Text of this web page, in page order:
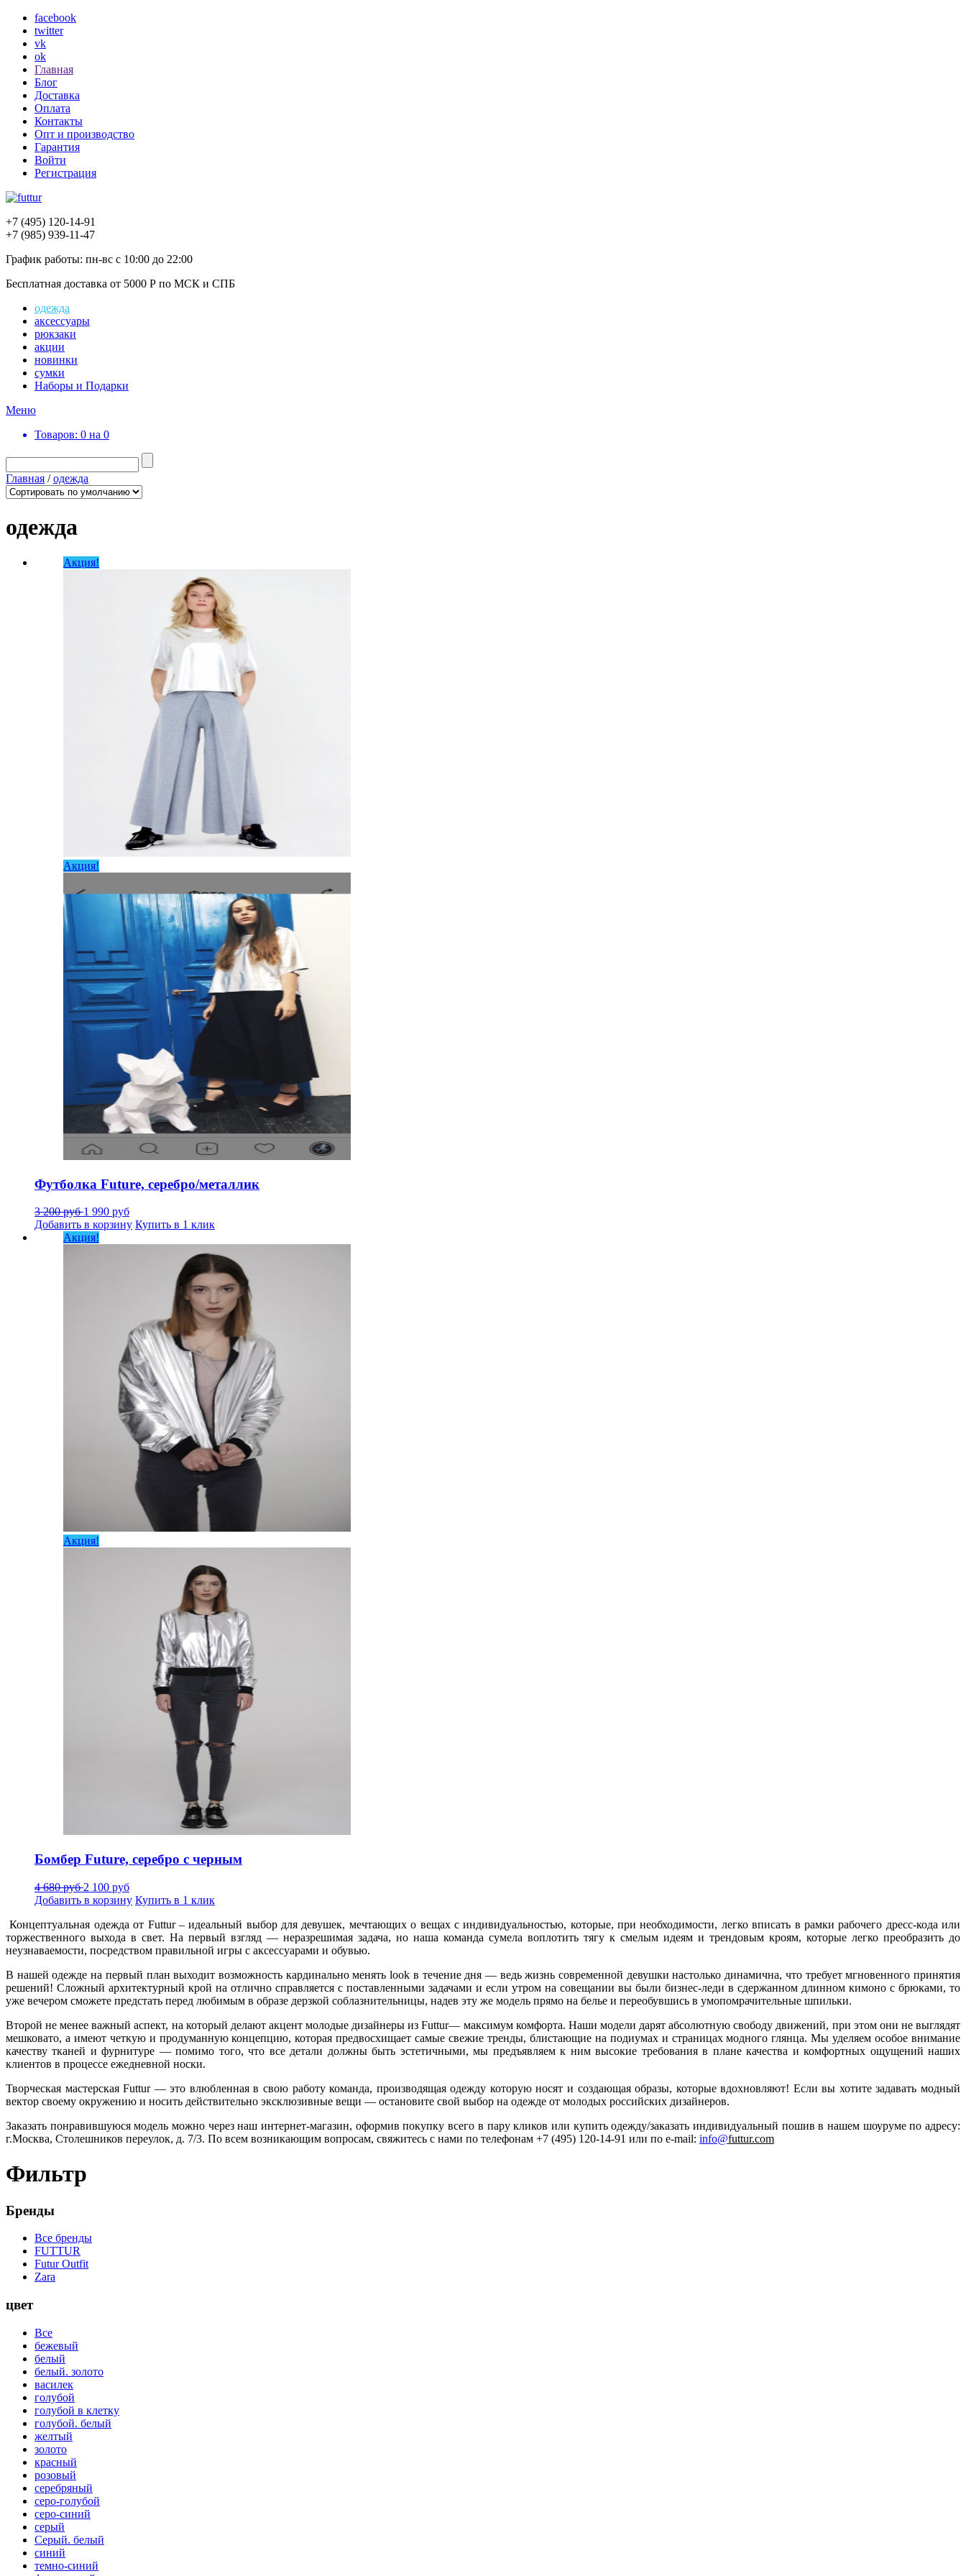
facebook
twitter
vk
ok
Главная
Блог
Доставка
Оплата
Контакты
Опт и производство
Гарантия
Войти
Регистрация
+7 (495) 120-14-91
+7 (985) 939-11-47
График работы: пн-вс с 10:00 до 22:00
Бесплатная доставка от 5000 Р по МСК и СПБ
одежда
аксессуары
рюкзаки
акции
новинки
сумки
Наборы и Подарки
Меню
Товаров: 0 на 0
Главная /одежда
одежда
Акция!
Акция!
Футболка Future, серебро/металлик
3 200 руб1 990 руб
Добавить в корзину Купить в 1 клик
Акция!
Акция!
Бомбер Future, серебро с черным
4 680 руб2 100 руб
Добавить в корзину Купить в 1 клик
Концептуальная одежда от Futtur–идеальный выбор для девушек, мечтающих о вещах с индивидуальностью, которые, при необходимости, легко вписать в рамки рабочего дресс-кода или
торжественного выхода в свет. На первый взгляд — неразрешимая задача, но наша команда сумела воплотить тягу к смелым идеям и трендовым кроям, которые легко преобразить до
неузнаваемости, посредством правильной игры с аксессуарами и обувью.
В нашей одежде на первый план выходит возможность кардинально менятьlook в течение дня — ведь жизнь современной девушки настолько динамична, что требует мгновенного принятия
решений! Сложный архитектурный крой на отлично справляется с поставленными задачами и если утром на совещании вы были бизнес-леди в сдержанном длинном кимоно с брюками, то
уже вечером сможете предстать перед любимым в образе дерзкой соблазнительницы, надев эту же модель прямо на белье и переобувшись в умопомрачительные шпильки.
Второй не менее важный аспект, на который делают акцент молодые дизайнеры изFuttur— максимум комфорта. Наши модели дарят абсолютную свободу движений, при этом они не выглядят
мешковато, а имеют четкую и продуманную концепцию, которая предвосхищает самые свежие тренды, блистающие на подиумах и страницах модного глянца. Мы уделяем особое внимание
качеству тканей и фурнитуре — помимо того, что все детали должны быть эстетичными, мы предъявляем к ним высокие требования в плане качества и комфортных ощущений наших
клиентов в процессе ежедневной носки.
Творческая мастерская Futtur — это влюбленная в свою работу команда, производящая одежду которую носят и создающая образы, которые вдохновляют! Если вы хотите задавать модный
вектор своему окружению и носить действительно эксклюзивные вещи — остановите свой выбор на одежде от молодых российских дизайнеров.
Заказать понравившуюся модель можно через наш интернет-магазин, оформив покупку всего в пару кликов или купить одежду/заказать индивидуальный пошив в нашем шоуруме по адресу:
г.Москва, Столешников переулок, д. 7/3. По всем возникающим вопросам, свяжитесь с нами по телефонам +7 (495) 120-14-91 или по e-mail: info@futtur.com
Фильтр
Бренды
Все бренды
FUTTUR
Futur Outfit
Zara
цвет
Все
бежевый
белый
белый. золото
василек
голубой
голубой в клетку
голубой. белый
желтый
золото
красный
розовый
серебряный
серо-голубой
серо-синий
серый
Серый. белый
синий
темно-синий